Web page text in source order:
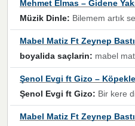
Mehmet Elmas – Gidene
Müzik Dinle: Bilemem artık senden bir şans daha / Düştüğün zaman ben
Mabel Matiz Ft Zeynep
boyalida saçlarin: mabel matiz'in maya albümünde yer
Şenol Evgi ft Gizo –
Şenol Evgi ft Gizo: Bir kere dinlememe rağmen kulaklardan
Mabel Matiz Ft Zeynep